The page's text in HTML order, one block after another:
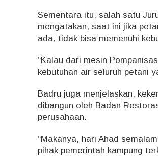
Sementara itu, salah satu
mengatakan, saat ini jika
ada, tidak bisa memenuhi
“Kalau dari mesin
kebutuhan air seluruh petani
Badru juga menjelaskan,
dibangun oleh Badan
perusahaan.
“Makanya, hari Ahad
pihak pemerintah kampung